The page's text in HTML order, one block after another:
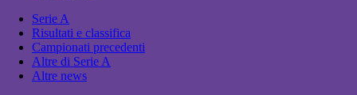
Serie A
Risultati e classifica
Campionati precedenti
Altre di Serie A
Altre news